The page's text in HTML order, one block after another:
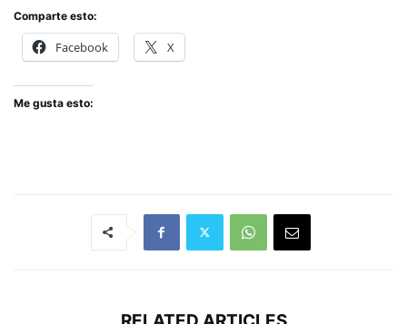
Comparte esto:
Facebook X
Me gusta esto: